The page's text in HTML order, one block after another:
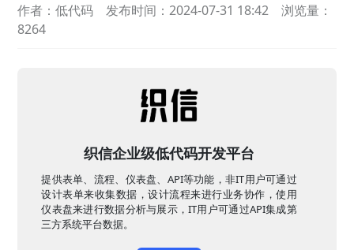
作者：低代码 发布时间：2024-07-31 18:42
浏览量：
8264
织信企业级低代码开发平台
提供表单、流程、仪表盘、API等功能，非IT用户可通过
设计表单来收集数据，设计流程来进行业务协作，使用
仪表盘来进行数据分析与展示，IT用户可通过API集成第
三方系统平台数据。